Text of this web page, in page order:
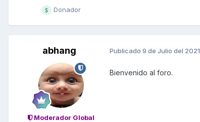
Donador
abhang
Moderador Global
Publicado 9 de Julio del 2021
Bienvenido al foro.